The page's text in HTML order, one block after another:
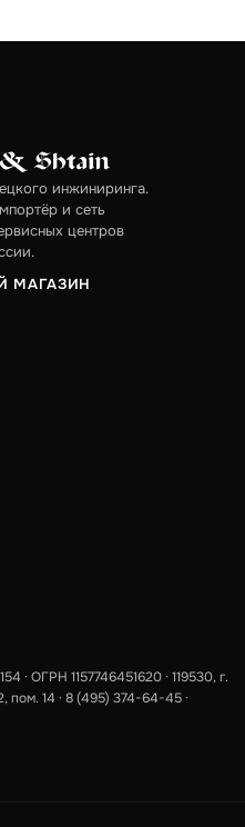
инжиниринга.
и сеть
центров
МАГАЗИН
· ОГРН 1157746451620 · 119530, г.
пом. 14 · 8 (495) 374-64-45 ·